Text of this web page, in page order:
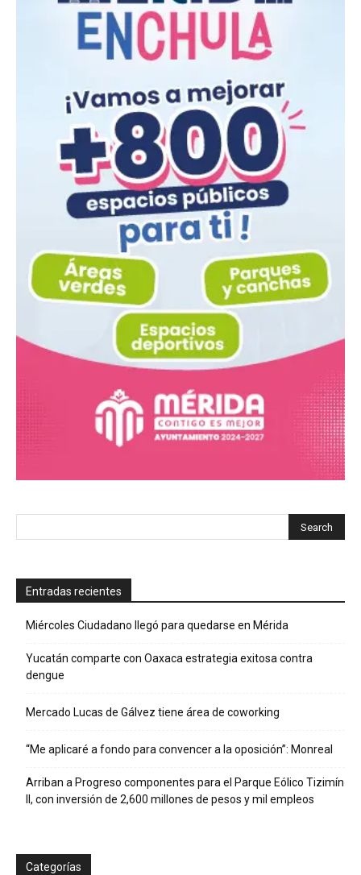
Entradas recientes
Miércoles Ciudadano llegó para quedarse en Mérida
Yucatán comparte con Oaxaca estrategia exitosa contra
dengue
Mercado Lucas de Gálvez tiene área de coworking
“Me aplicaré a fondo para convencer a la oposición”: Monreal
Arriban a Progreso componentes para el Parque Eólico Tizimín
II, con inversión de 2,600 millones de pesos y mil empleos
Categorías